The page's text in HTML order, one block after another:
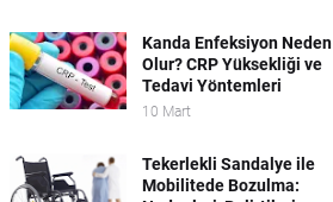
Kanda Enfeksiyon Neden
Olur? CRP Yüksekliği ve
Tedavi Yöntemleri
10 Mart
Tekerlekli Sandalye ile
Mobilitede Bozulma: